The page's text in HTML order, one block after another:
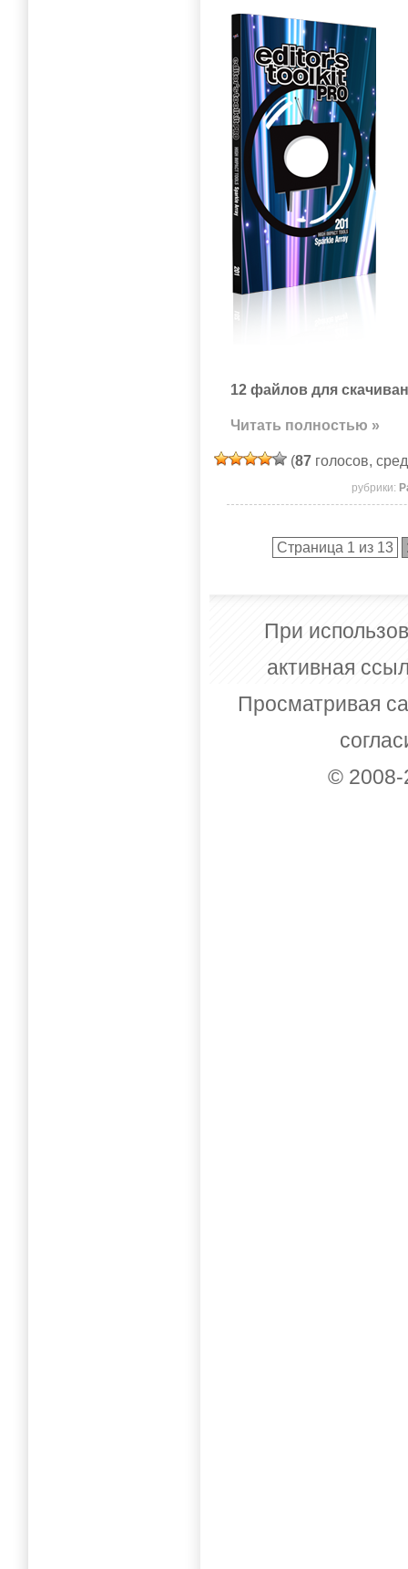
12 файлов для
Читать полностью »
(87 голосов,
рубрики:
Страница 1 из 13
При
активная
Просматривая
©